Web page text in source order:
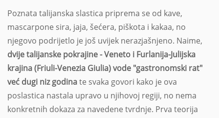
Poznata talijanska slastica priprema se od kave,
mascarpone sira, jaja, šećera, piškota i kakaa, no
njegovo podrijetlo je još uvijek nerazjašnjeno. Naime,
dvije talijanske pokrajine - Veneto i Furlanija-Julijska
krajina (Friuli-Venezia Giulia) vode "gastronomski rat"
već dugi niz godinate svaka govori kako je ova
poslastica nastala upravo u njihovoj regiji, no nema
konkretnih dokaza za navedene tvrdnje. Prva teorija